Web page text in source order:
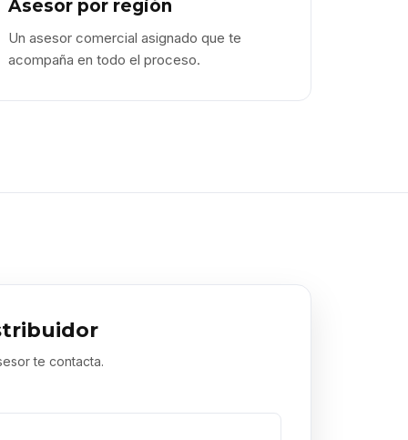
Asesor por región
Un asesor comercial asignado que te
acompaña en todo el proceso.
te contacta.